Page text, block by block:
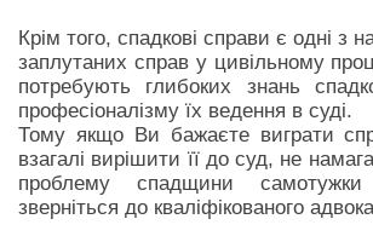
Крім того, спадкові справи є одні з
заплутаних справ у цивільному
потребують глибоких знань
професіоналізму їх ведення в суді.
Тому якщо Ви бажаєте виграти
взагалі вирішити її до суд, не
проблему спадщини
зверніться до кваліфікованого